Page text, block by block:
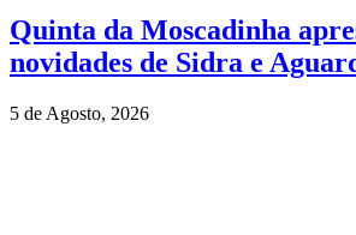
Quinta da Moscadinha
novidades de Sidra e
5 de Agosto, 2026